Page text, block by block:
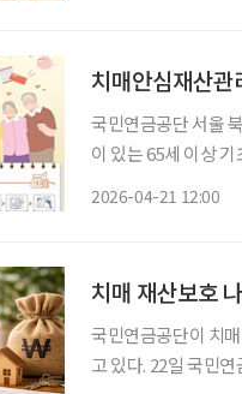
국민연금공단 서울 북부·남부
이 있는 65세 이상 기초연금 수급자 대상 기초
2026-04-21 12:00
치매 재산보호
국민연금공단이 치
고 있다. 22일 국민연금공단에 따르면 공단은 중앙노인보호전문기관, 국민건강보험공단, 한